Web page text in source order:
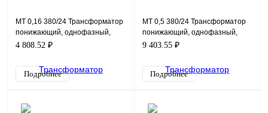
MT 0,16 380/24 Трансформатор
понижающий, однофазный,
мощность 160ВА, входное
4 808.52 ₽
Подробнее
MT 0,5 380/24 Трансформатор
понижающий, однофазный,
мощность 500ВА, входное
9 403.55 ₽
Подробнее